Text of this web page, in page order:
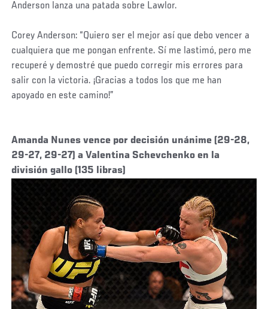
Anderson lanza una patada sobre Lawlor.
Corey Anderson: “Quiero ser el mejor así que debo vencer a
cualquiera que me pongan enfrente. Sí me lastimó, pero me
recuperé y demostré que puedo corregir mis errores para
salir con la victoria. ¡Gracias a todos los que me han
apoyado en este camino!”
Amanda Nunes vence por decisión unánime (29-28,
29-27, 29-27) a Valentina Schevchenko en la
división gallo (135 libras)